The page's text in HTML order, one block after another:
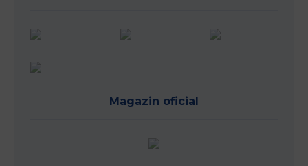
Magazin oficial